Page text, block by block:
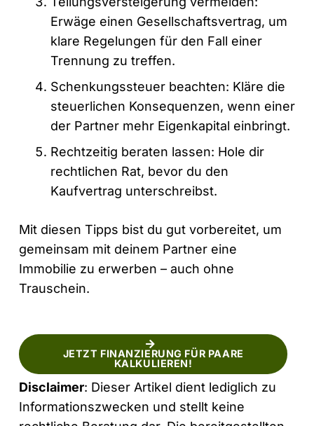
Erwäge einen Gesellschaftsvertrag, um
klare Regelungen für den Fall einer
Trennung zu treffen.
Schenkungssteuer beachten: Kläre die
steuerlichen Konsequenzen, wenn einer
der Partner mehr Eigenkapital einbringt.
Rechtzeitig beraten lassen: Hole dir
rechtlichen Rat, bevor du den
Kaufvertrag unterschreibst.
Mit diesen Tipps bist du gut vorbereitet, um
gemeinsam mit deinem Partner eine
Immobilie zu erwerben – auch ohne
Trauschein.
JETZT FINANZIERUNG FÜR PAARE
KALKULIEREN!
Disclaimer: Dieser Artikel dient lediglich zu
Informationszwecken und stellt keine